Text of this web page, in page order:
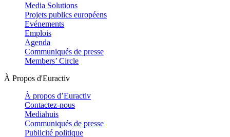
Media Solutions
Projets publics européens
Evénements
Emplois
Agenda
Communiqués de presse
Members’ Circle
À Propos d'Euractiv
À propos d’Euractiv
Contactez-nous
Mediahuis
Communiqués de presse
Publicité politique